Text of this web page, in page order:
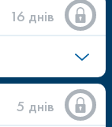
16 днів
5 днів